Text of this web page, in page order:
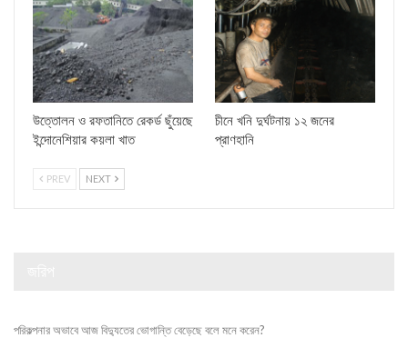
উত্তোলন ও রফতানিতে রেকর্ড ছুঁয়েছে
ইন্দোনেশিয়ার কয়লা খাত
চীনে খনি দুর্ঘটনায় ১২ জনের
প্রাণহানি
PREV NEXT
পরিকল্পনার অভাবে আজ বিদ্যুতের ভোগান্তি বেড়েছে বলে মনে করেন?